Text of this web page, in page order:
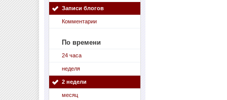
Записи блогов
Комментарии
По времени
24 часа
неделя
2 недели
месяц